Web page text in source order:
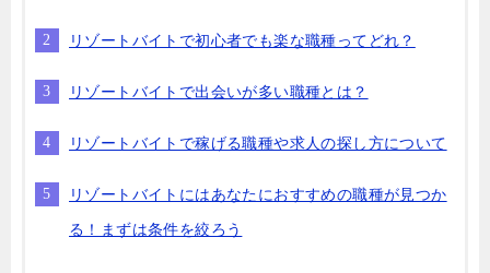
リゾートバイトで初心者でも楽な職種ってどれ？
リゾートバイトで出会いが多い職種とは？
リゾートバイトで稼げる職種や求人の探し方について
リゾートバイトにはあなたにおすすめの職種が見つか
る！まずは条件を絞ろう